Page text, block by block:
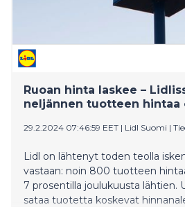
Ruoan hinta laskee –
neljännen tuotteen hintaa
29.2.2024 07:46:59 EET | Lidl Suomi |
Lidl on lähtenyt toden teolla
vastaan: noin 800 tuotteen
7 prosentilla joulukuusta lähtien.
sataa tuotetta koskevat